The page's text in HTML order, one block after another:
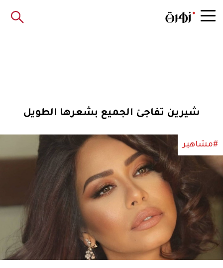
شيرين تفاجئ الجميع بشعرها الطويل
#مشاهير